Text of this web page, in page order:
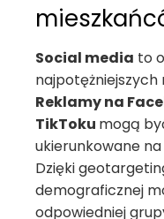
Social media to
Reklamy na
TikToku mogą
ukierunkowane
Dzięki
demograficznej
odpowiedniej